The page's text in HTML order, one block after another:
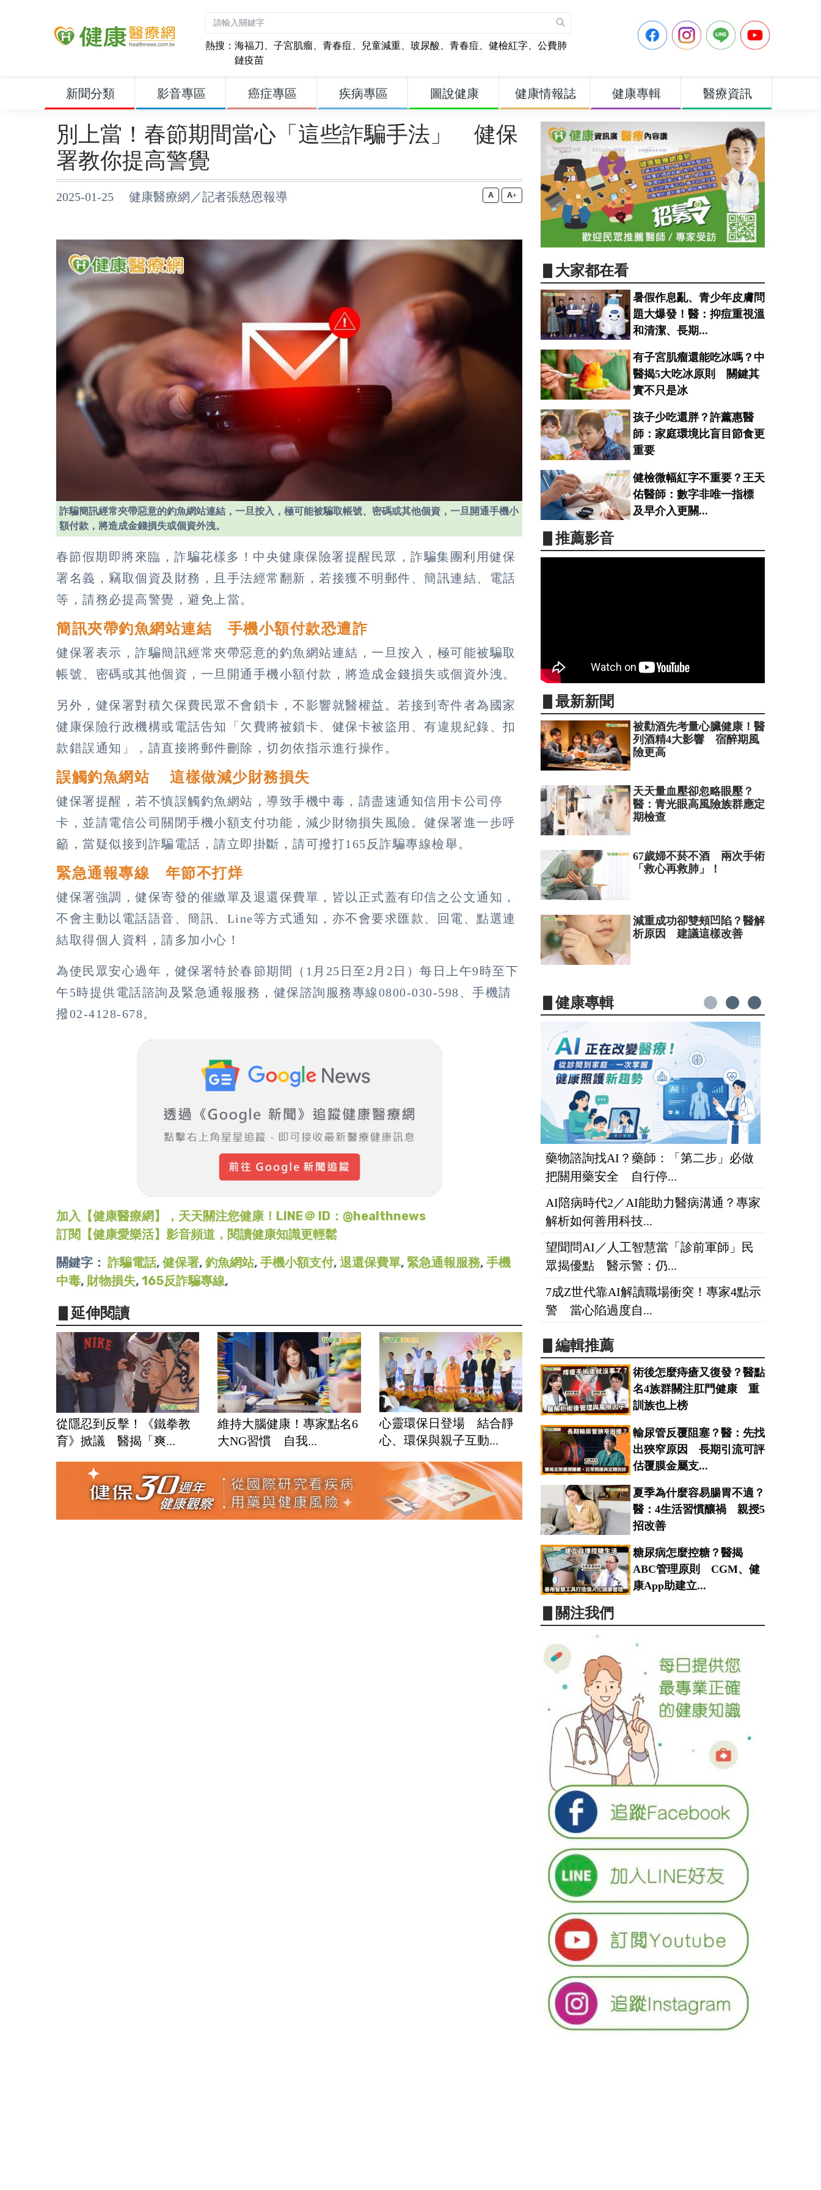
熱搜： 海福刀 、 子宮肌瘤、 青春痘、 兒童減重、 玻尿酸、 青春痘、 健檢紅字、 公費肺
鏈疫苗
新聞分類 影音專區 癌症專區 疾病專區 圖說健康 健康情報誌 健康專輯 醫療資訊
別上當！春節期間當心「這些詐騙手法」 健保
署教你提高警覺
2025-01-25 健康醫療網／記者張慈恩報導 +
詐騙簡訊經常夾帶惡意的釣魚網站連結，一旦按入，極可能被騙取帳號、密碼或其他個資，一旦開通手機小
額付款，將造成金錢損失或個資外洩。
春節假期即將來臨，詐騙花樣多！中央健康保險署提醒民眾，詐騙集團利用健保
署名義，竊取個資及財務，且手法經常翻新，若接獲不明郵件、簡訊連結、電話
等，請務必提高警覺，避免上當。
簡訊夾帶釣魚網站連結 手機小額付款恐遭詐
健保署表示，詐騙簡訊經常夾帶惡意的釣魚網站連結，一旦按入，極可能被騙取
帳號、密碼或其他個資，一旦開通手機小額付款，將造成金錢損失或個資外洩。
另外，健保署對積欠保費民眾不會鎖卡，不影響就醫權益。若接到寄件者為國家
健康保險行政機構或電話告知「欠費將被鎖卡、健保卡被盜用、有違規紀錄、扣
款錯誤通知」，請直接將郵件刪除，切勿依指示進行操作。
誤觸釣魚網站 這樣做減少財務損失
健保署提醒，若不慎誤觸釣魚網站，導致手機中毒，請盡速通知信用卡公司停
卡，並請電信公司關閉手機小額支付功能，減少財物損失風險。健保署進一步呼
籲，當疑似接到詐騙電話，請立即掛斷，請可撥打165反詐騙專線檢舉。
緊急通報專線 年節不打烊
健保署強調，健保寄發的催繳單及退還保費單，皆以正式蓋有印信之公文通知，
不會主動以電話語音、簡訊、Line等方式通知，亦不會要求匯款、回電、點選連
結取得個人資料，請多加小心！
為使民眾安心過年，健保署特於春節期間（1月25日至2月2日）每日上午9時至下
午5時提供電話諮詢及緊急通報服務，健保諮詢服務專線0800-030-598、手機請
撥02-4128-678。
加入【健康醫療網】，天天關注您健康！LINE＠ ID：@healthnews
訂閱【健康愛樂活】影音頻道，閱讀健康知識更輕鬆
關鍵字： 詐騙電話, 健保署, 釣魚網站, 手機小額支付, 退還保費單, 緊急通報服務, 手機
中毒, 財物損失, 165反詐騙專線,
▋延伸閱讀
從隱忍到反擊！《鐵拳教
育》掀議 醫揭「爽...
維持大腦健康！專家點名6
大NG習慣 自我...
心靈環保日登場 結合靜
心、環保與親子互動...
▋大家都在看
暑假作息亂、青少年皮膚問
題大爆發！醫：抑痘重視溫
和清潔、長期...
有子宮肌瘤還能吃冰嗎？中
醫揭5大吃冰原則 關鍵其
實不只是冰
孩子少吃還胖？許薰惠醫
師：家庭環境比盲目節食更
重要
健檢微幅紅字不重要？王天
佑醫師：數字非唯一指標
及早介入更關...
▋推薦影音
▋最新新聞
被勸酒先考量心臟健康！醫
列酒精4大影響 宿醉期風
險更高
天天量血壓卻忽略眼壓？
醫：青光眼高風險族群應定
期檢查
67歲婦不菸不酒 兩次手術
「救心再救肺」！
減重成功卻雙頰凹陷？醫解
析原因 建議這樣改善
▋健康專輯
藥物諮詢找AI？藥師：「第二步」必做
把關用藥安全 自行停...
AI陪病時代2／AI能助力醫病溝通？專家
解析如何善用科技...
望聞問AI／人工智慧當「診前軍師」民
眾揭優點 醫示警：仍...
7成Z世代靠AI解讀職場衝突！專家4點示
警 當心陷過度自...
▋編輯推薦
術後怎麼痔瘡又復發？醫點
名4族群關注肛門健康 重
訓族也上榜
輸尿管反覆阻塞？醫：先找
出狹窄原因 長期引流可評
估覆膜金屬支...
夏季為什麼容易腸胃不適？
醫：4生活習慣釀禍 親授5
招改善
糖尿病怎麼控糖？醫揭
ABC管理原則 CGM、健
康App助建立...
▋關注我們